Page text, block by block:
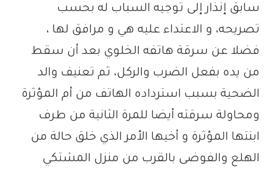
سابق إنذار إلى توجيه السباب له بحسب
تصريحه، و الاعتداء عليه هي و مرافق لها ،
فضلا عن سرقة هاتفه الخلوي بعد أن سقط
من يده بفعل الضرب والركل، ثم تعنيف والد
الضحية بسبب استرداده الهاتف من أم المؤثرة
ومحاولة سرقته أيضا للمرة الثانية من طرف
ابنتها المؤثرة و أخيها الأمر الذي خلق حالة من
الهلع والفوضى بالقرب من منزل المشتكي